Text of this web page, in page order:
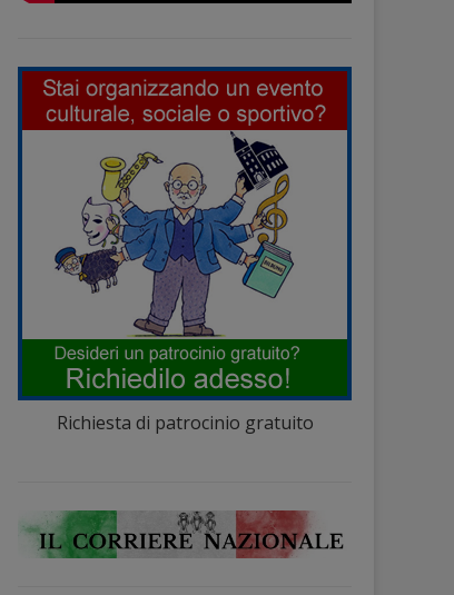
Richiesta di patrocinio gratuito